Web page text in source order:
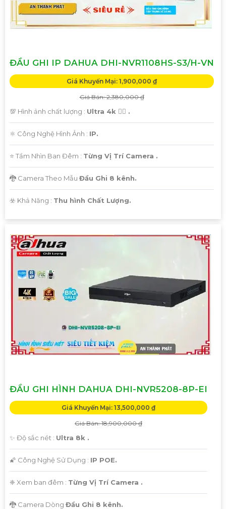
ĐẦU GHI IP DAHUA DHI-NVR1108HS-S3/H-VN
Giá Khuyến Mại: 1,900,000 ₫
Giá Bán: 2,380,000 ₫
💯 Hình ảnh chất lượng : Ultra 4k 👍🏾 .
⚛️ Công Nghệ Hình Ảnh : IP.
⭐ Tầm Nhìn Ban Đêm : Từng Vị Trí Camera .
🐉️ Camera Theo Mẫu Đầu Ghi 8 kênh.
️☣️ Khả Năng : Thu hình Chất Lượng.
ĐẦU GHI HÌNH DAHUA DHI-NVR5208-8P-EI
Giá Khuyến Mại: 13,500,000 ₫
Giá Bán: 18,900,000 ₫
✨ Độ sắc nét : Ultra 8k .
🌠 Công Nghệ Sử Dụng : IP POE.
❈ Xem ban đêm : Từng Vị Trí Camera .
🐉️ Camera Dòng Đầu Ghi 8 kênh.